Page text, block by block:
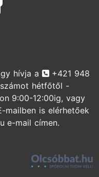
hívja a Telefonszám
+421 948
hétfőtől -
9:00-12:00ig, vagy
mailben is elérhetőek
e-mail címen.